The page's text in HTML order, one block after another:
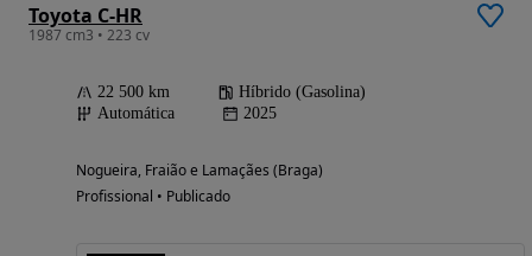
Toyota C-HR
1987 cm3 • 223 cv
22 500 km
Híbrido (Gasolina)
Automática
2025
Nogueira, Fraião e Lamaçães (Braga)
Profissional • Publicado